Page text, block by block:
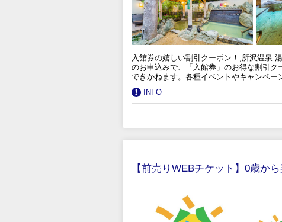
入館券の嬉しい割引クーポン！,所沢温泉
のお申込みで、「入館券」のお得な割引
できかねます。各種イベントやキャンペ
INFO
【前売りWEBチケット】0歳か